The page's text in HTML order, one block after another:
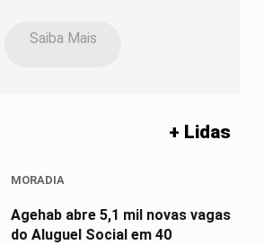
Saiba Mais
+ Lidas
MORADIA
Agehab abre 5,1 mil novas vagas
do Aluguel Social em 40